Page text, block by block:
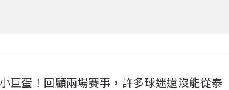
巨蛋！回顧兩場賽事，許多球迷還沒能從泰